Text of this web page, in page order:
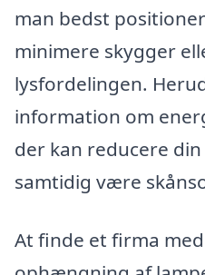
man bedst
minimere skygger
lysfordelingen.
information om
der kan reducere
samtidig være
At finde et firma